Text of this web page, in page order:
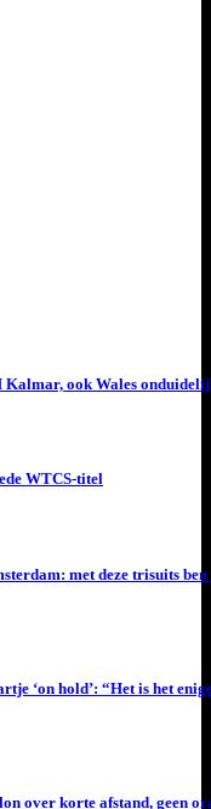
Kalmar, ook Wales
WTCS-titel
met deze trisuits ben
‘on hold’: “Het is het
over korte afstand, geen